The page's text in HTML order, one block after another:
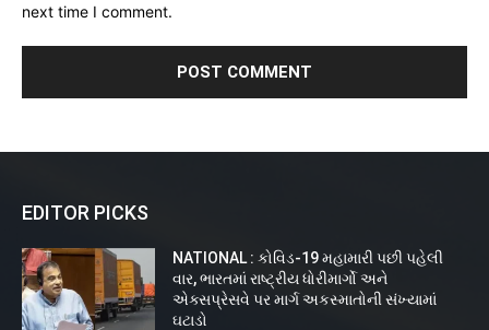
next time I comment.
EDITOR PICKS
NATIONAL : કોવિડ-19 મહામારી પછી પહેલી
વાર, ભારતમાં રાષ્ટ્રીય ધોરીમાર્ગો અને
એક્સપ્રેસવે પર માર્ગ અકસ્માતોની સંખ્યામાં
ઘટાડો